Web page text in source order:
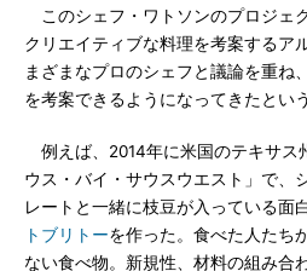
このシェフ・ワトソンのプロジェ
クリエイティブな料理を考案するア
まざまなプロのシェフと議論を重ね
を考案できるようになってきたという
例えば、2014年に米国のテキサス
ウス・バイ・サウスウエスト」で、
レートと一緒に枝豆が入っている面
トブリトーを作った。食べた人たち
ない食べ物。新規性、材料の組み合